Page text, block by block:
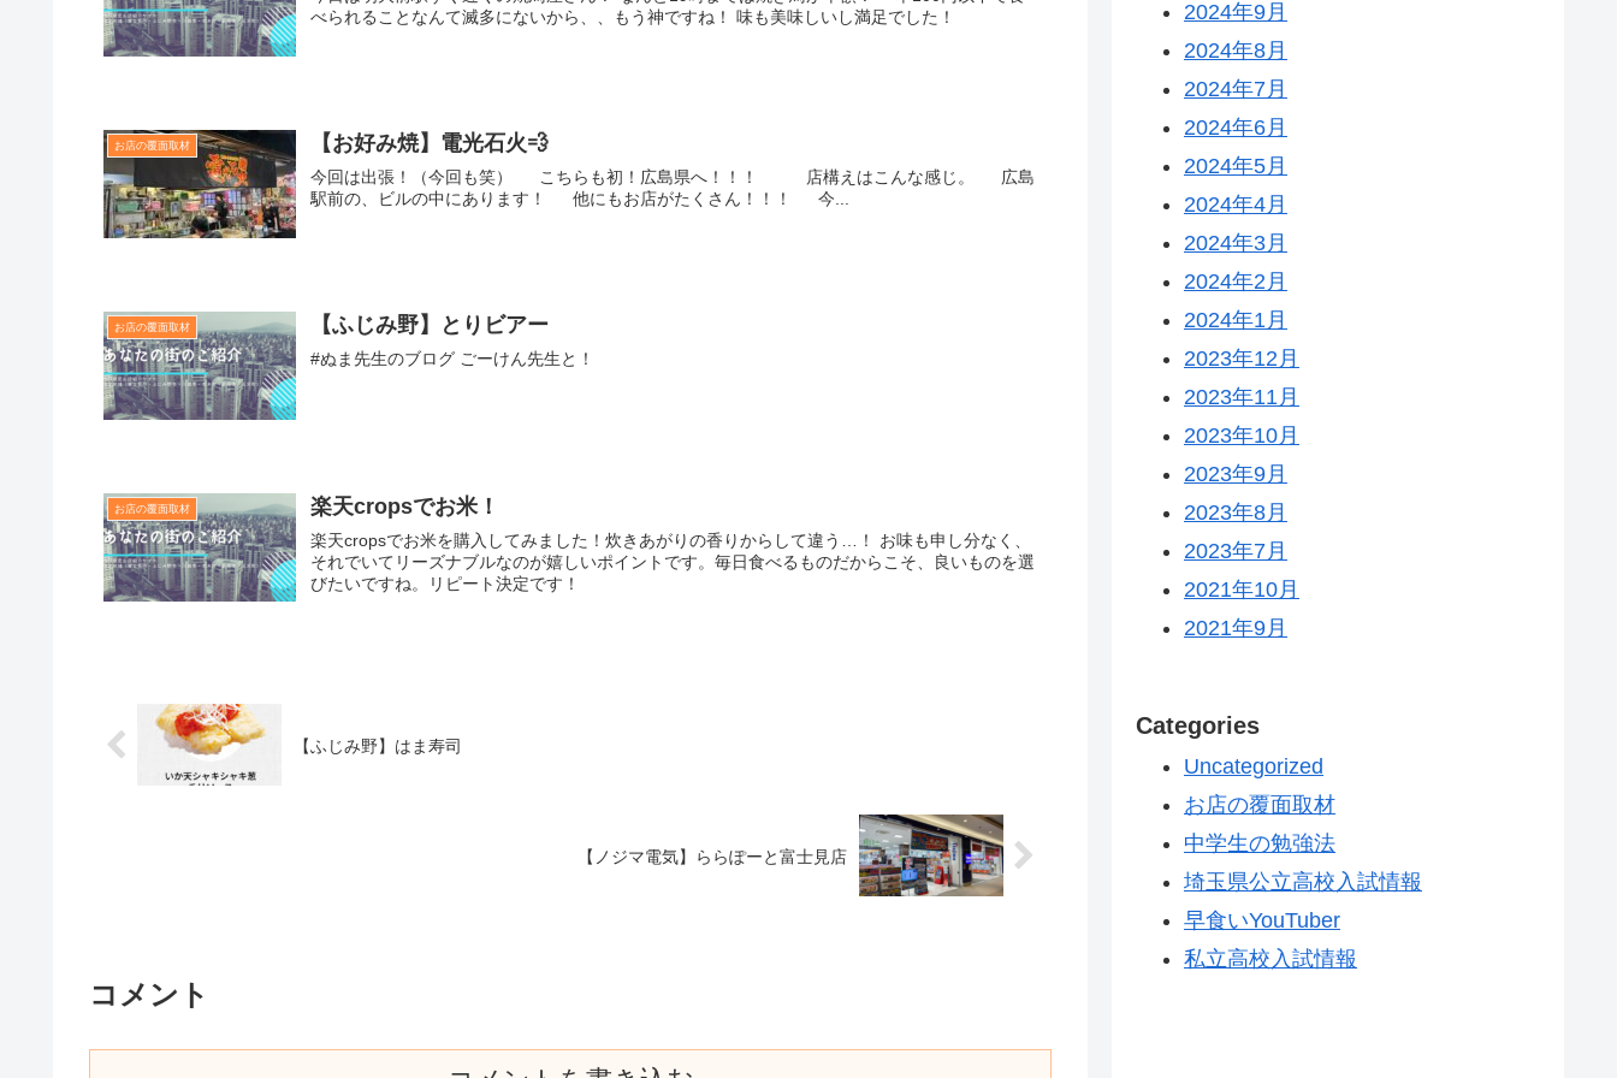
べられることなんて滅多にないから、、もう神ですね！ 味も美味しいし満足でした！
お店の覆面取材 【お好み焼】電光石火💨
今回は出張！（今回も笑） こちらも初！広島県へ！！！ 店構えはこんな感じ。 広島
駅前の、ビルの中にあります！ 他にもお店がたくさん！！！ 今...
お店の覆面取材 【ふじみ野】とりビアー
#ぬま先生のブログ ごーけん先生と！
お店の覆面取材 楽天cropsでお米！
楽天cropsでお米を購入してみました！炊きあがりの香りからして違う…！ お味も申し分なく、
それでいてリーズナブルなのが嬉しいポイントです。毎日食べるものだからこそ、良いものを選
びたいですね。リピート決定です！
【ふじみ野】はま寿司
【ノジマ電気】ららぽーと富士見店
コメント
2024年9月
2024年8月
2024年7月
2024年6月
2024年5月
2024年4月
2024年3月
2024年2月
2024年1月
2023年12月
2023年11月
2023年10月
2023年9月
2023年8月
2023年7月
2021年10月
2021年9月
Categories
Uncategorized
お店の覆面取材
中学生の勉強法
埼玉県公立高校入試情報
早食いYouTuber
私立高校入試情報